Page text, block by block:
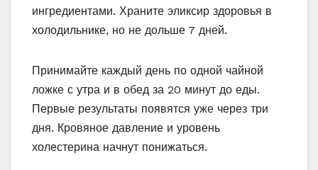
ингредиентами. Храните эликсир здоровья в
холодильнике, но не дольше 7 дней.
Принимайте каждый день по одной чайной
ложке с утра и в обед за 20 минут до еды.
Первые результаты появятся уже через три
дня. Кровяное давление и уровень
холестерина начнут понижаться.